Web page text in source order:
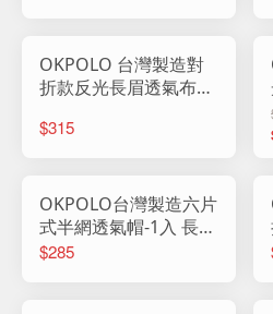
OKPOLO 台灣製造對
折款反光長眉透氣布
舌帽 棒球帽 休閒帽 反
$315
OKPOLO台灣製造六片
式半網透氣帽-1入 長簷
帽 帽子 鴨舌帽 棒球帽
$285